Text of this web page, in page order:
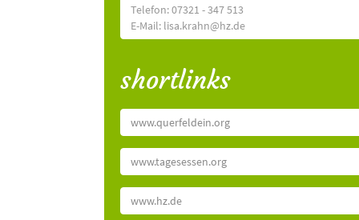
Telefon: 07321 - 347 513
E-Mail: lisa.krahn@hz.de
shortlinks
www.querfeldein.org
www.tagesessen.org
www.hz.de